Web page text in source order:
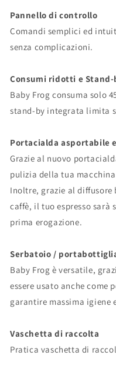
Pannello di controllo
Comandi semplici ed
senza complicazioni.
Consumi ridotti e Stand-
Baby Frog consuma solo
stand-by integrata limita
Portacialda asportabile
Grazie al nuovo
pulizia della tua
Inoltre, grazie al
caffè, il tuo espresso sarà
prima erogazione.
Serbatoio /
Baby Frog è versatile,
essere usato anche come
garantire massima igiene
Vaschetta di raccolta
Pratica vaschetta di